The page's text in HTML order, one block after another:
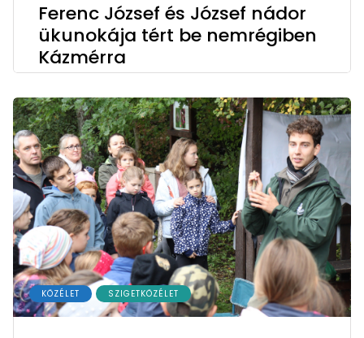
Ferenc József és József nádor
ükunokája tért be nemrégiben
Kázmérra
KÖZÉLET SZIGETKÖZÉLET